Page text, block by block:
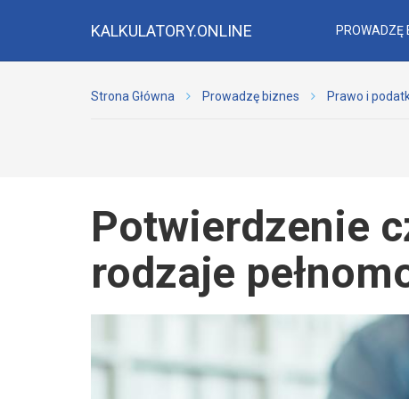
KALKULATORY.ONLINE PROWADZĘ
Strona Główna Prowadzę biznes Prawo i
Potwierdzenie
rodzaje